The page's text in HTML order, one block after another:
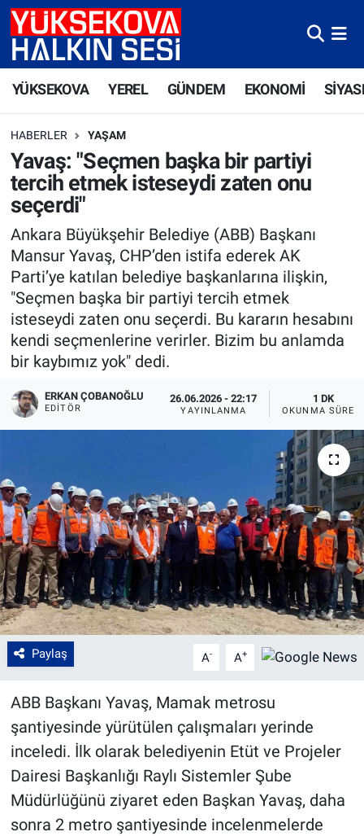
YÜKSEKOVA YEREL GÜNDEM EKONOMİ
HABERLER YAŞAM
Yavaş: "Seçmen başka bir partiyi
tercih etmek isteseydi zaten onu
seçerdi"
Ankara Büyükşehir Belediye (ABB) Başkanı
Mansur Yavaş, CHP’den istifa ederek AK
Parti’ye katılan belediye başkanlarına ilişkin,
"Seçmen başka bir partiyi tercih etmek
isteseydi zaten onu seçerdi. Bu kararın hesabını
kendi seçmenlerine verirler. Bizim bu anlamda
bir kaybımız yok" dedi.
ERKAN ÇOBANOĞLU
EDITÖR
26.06.2026 - 22:17
YAYINLANMA
1 DK
OKUNMA SÜRESI
Paylaş A- A+
ABB Başkanı Yavaş, Mamak metrosu
şantiyesinde yürütülen çalışmaları yerinde
inceledi. İlk olarak belediyenin Etüt ve Projeler
Dairesi Başkanlığı Raylı Sistemler Şube
Müdürlüğünü ziyaret eden Başkan Yavaş, daha
sonra 2 metro şantiyesinde incelenmelerde
Yüksekova Nöbetçi Eczaneler
Yüksekova Trafik Yoğunluk Haritası
Süper Lig Puan Durumu ve Fikstür
Tüm Manşetler
Son Dakika Haberleri
Haber Arşivi